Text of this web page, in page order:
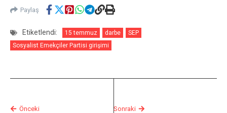
Paylaş
Etiketlendi: 15 temmuz darbe
SEP
Sosyalist Emekçiler Partisi girişimi
Önceki Sonraki